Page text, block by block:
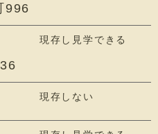
996
現存し見学できる
現存しない